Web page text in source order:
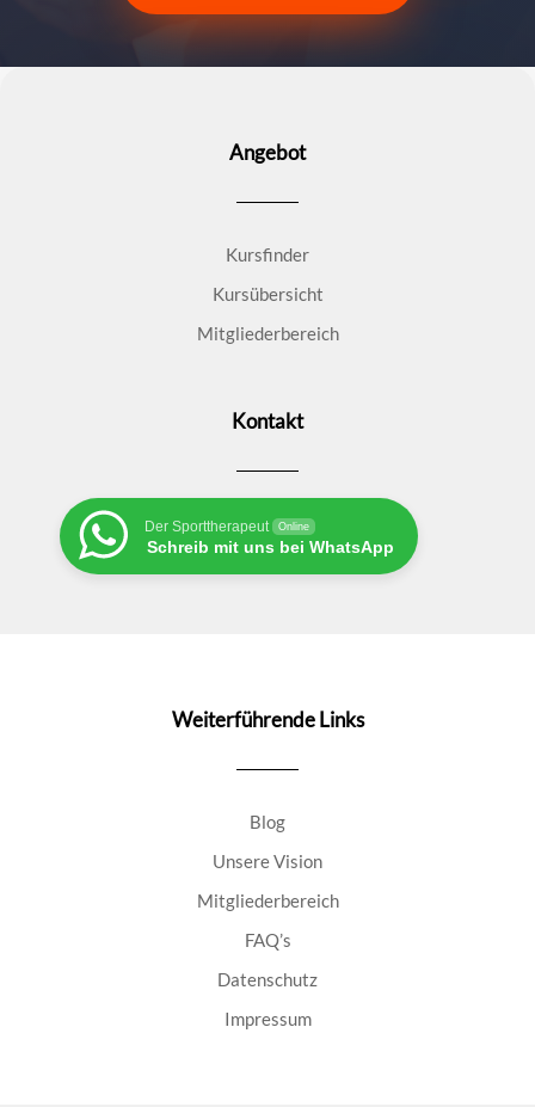
Angebot
Kursfinder
Kursübersicht
Mitgliederbereich
Kontakt
Der Sporttherapeut Online
Schreib mit uns bei WhatsApp
Weiterführende Links
Blog
Unsere Vision
Mitgliederbereich
FAQ’s
Datenschutz
Impressum